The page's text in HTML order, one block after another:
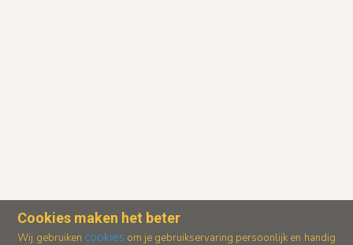
Cookies maken het beter
Wij gebruiken cookies om je gebruikservaring persoonlijk en handig